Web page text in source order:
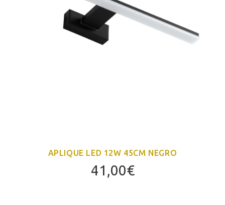
APLIQUE LED 12W 45CM NEGRO
41,00€